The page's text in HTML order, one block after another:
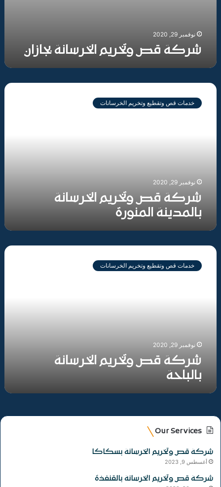
نوفمبر 29, 2020
شركة قص وتخريم الخرسانة بجازان
شركة
وتخريم
خدمات قص وتقطيع وتخريم الخرسانات
نوفمبر 29, 2020
شركة قص وتخريم الخرسانة
بالمدينة المنورة
شركة
وتخريم
خدمات قص وتقطيع وتخريم الخرسانات
نوفمبر 29, 2020
شركة قص وتخريم الخرسانة
بالباحة
Our Services
شركة قص وتخريم الخرسانة بسكاكا
أغسطس 9, 2023
شركة قص وتخريم الخرسانة بالقنفذة